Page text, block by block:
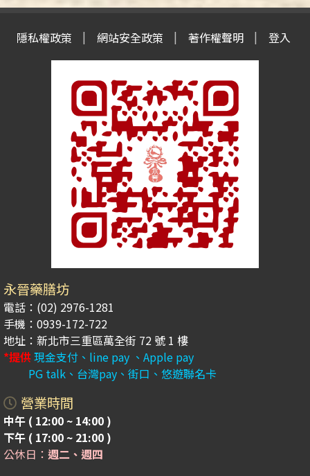
隱私權政策 網站安全政策 著作權聲明 登入
永晉藥膳坊
電話：(02) 2976-1281
手機：0939-172-722
地址：新北市三重區萬全街 72 號 1 樓
*提供現金支付、line pay 、Apple pay
PG talk、台灣pay、街口、悠遊聯名卡
營業時間
中午 ( 12:00 ~ 14:00 )
下午 ( 17:00 ~ 21:00 )
公休日： 週二、週四